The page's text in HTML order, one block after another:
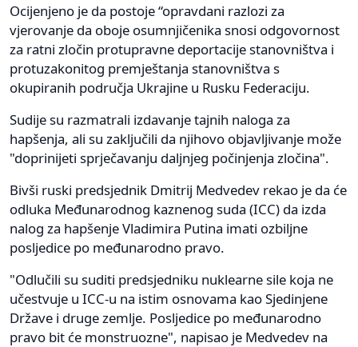
Ocijenjeno je da postoje “opravdani razlozi za
vjerovanje da oboje osumnjičenika snosi odgovornost
za ratni zločin protupravne deportacije stanovništva i
protuzakonitog premještanja stanovništva s
okupiranih područja Ukrajine u Rusku Federaciju.
Sudije su razmatrali izdavanje tajnih naloga za
hapšenja, ali su zaključili da njihovo objavljivanje može
"doprinijeti sprječavanju daljnjeg počinjenja zločina".
Bivši ruski predsjednik Dmitrij Medvedev rekao je da će
odluka Međunarodnog kaznenog suda (ICC) da izda
nalog za hapšenje Vladimira Putina imati ozbiljne
posljedice po međunarodno pravo.
"Odlučili su suditi predsjedniku nuklearne sile koja ne
učestvuje u ICC-u na istim osnovama kao Sjedinjene
Države i druge zemlje. Posljedice po međunarodno
pravo bit će monstruozne", napisao je Medvedev na